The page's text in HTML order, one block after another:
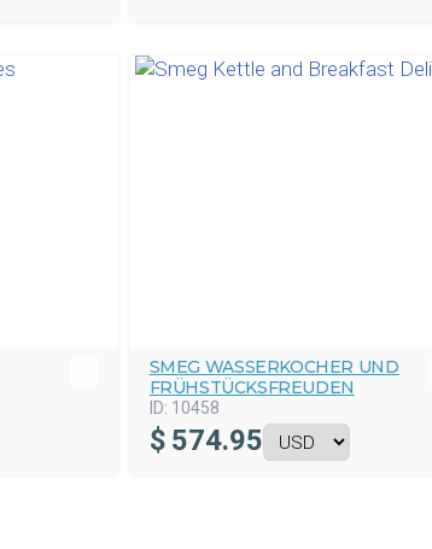
SMEG WASSERKOCHER UND
FRÜHSTÜCKSFREUDEN
ID: 10458
$ 574.95